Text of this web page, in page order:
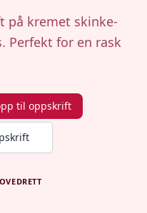
på kremet skinke-
Perfekt for en rask
til oppskrift